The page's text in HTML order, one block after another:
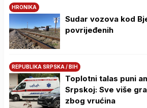
HRONIKA
Sudar vozova kod
povrijeđenih
REPUBLIKA SRPSKA / BIH
Toplotni talas puni
Srpskoj: Sve više
zbog vrućina